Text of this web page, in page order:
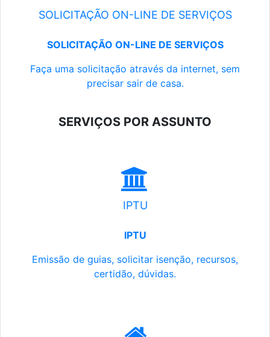
SOLICITAÇÃO ON-LINE DE SERVIÇOS
SOLICITAÇÃO ON-LINE DE SERVIÇOS
Faça uma solicitação através da internet, sem
precisar sair de casa.
SERVIÇOS POR ASSUNTO
IPTU
IPTU
Emissão de guias, solicitar isenção, recursos,
certidão, dúvidas.